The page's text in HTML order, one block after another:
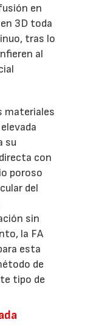
en
3D toda
tras lo
al
materiales
su
con
poroso
del
sin
la FA
esta
de
tipo de